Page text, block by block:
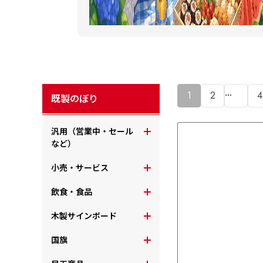
既製のぼり
汎用（営業中・セール
など）
小売・サービス
飲食・食品
木製サインボード
国旗
1 2 … 4